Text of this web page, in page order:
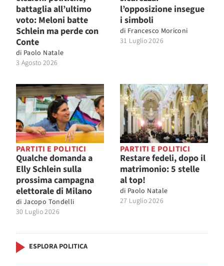
battaglia all’ultimo
voto: Meloni batte
Schlein ma perde con
Conte
di Paolo Natale
3 Agosto 2026
l’opposizione insegue
i simboli
di Francesco Moriconi
31 Luglio 2026
PARTITI E POLITICI
Qualche domanda a
Elly Schlein sulla
prossima campagna
elettorale di Milano
di Jacopo Tondelli
30 Luglio 2026
PARTITI E POLITICI
Restare fedeli, dopo il
matrimonio: 5 stelle
al top!
di Paolo Natale
27 Luglio 2026
ESPLORA POLITICA